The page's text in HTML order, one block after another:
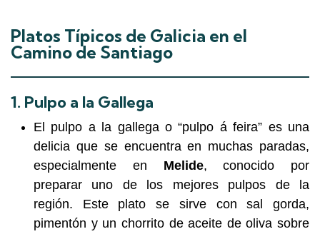
Platos Típicos de Galicia en el
Camino de Santiago
1. Pulpo a la Gallega
El pulpo a la gallega o “pulpo á feira” es una
delicia que se encuentra en muchas paradas,
especialmente en Melide, conocido por
preparar uno de los mejores pulpos de la
región. Este plato se sirve con sal gorda,
pimentón y un chorrito de aceite de oliva sobre